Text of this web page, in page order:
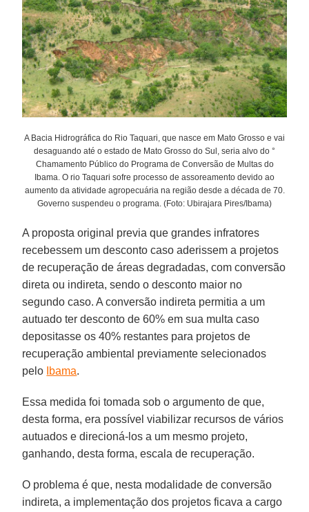
A Bacia Hidrográfica do Rio Taquari, que nasce em Mato Grosso e vai
desaguando até o estado de Mato Grosso do Sul, seria alvo do °
Chamamento Público do Programa de Conversão de Multas do
Ibama. O rio Taquari sofre processo de assoreamento devido ao
aumento da atividade agropecuária na região desde a década de 70.
Governo suspendeu o programa. (Foto: Ubirajara Pires/Ibama)
A proposta original previa que grandes infratores
recebessem um desconto caso aderissem a projetos
de recuperação de áreas degradadas, com conversão
direta ou indireta, sendo o desconto maior no
segundo caso. A conversão indireta permitia a um
autuado ter desconto de 60% em sua multa caso
depositasse os 40% restantes para projetos de
recuperação ambiental previamente selecionados
pelo Ibama.
Essa medida foi tomada sob o argumento de que,
desta forma, era possível viabilizar recursos de vários
autuados e direcioná-los a um mesmo projeto,
ganhando, desta forma, escala de recuperação.
O problema é que, nesta modalidade de conversão
indireta, a implementação dos projetos ficava a cargo